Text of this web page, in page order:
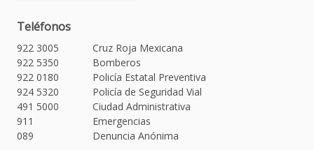
Teléfonos
922 3005
Cruz Roja Mexicana
922 5350
Bomberos
922 0180
Policía Estatal Preventiva
924 5320
Policía de Seguridad Vial
491 5000
Ciudad Administrativa
911
Emergencias
089
Denuncia Anónima